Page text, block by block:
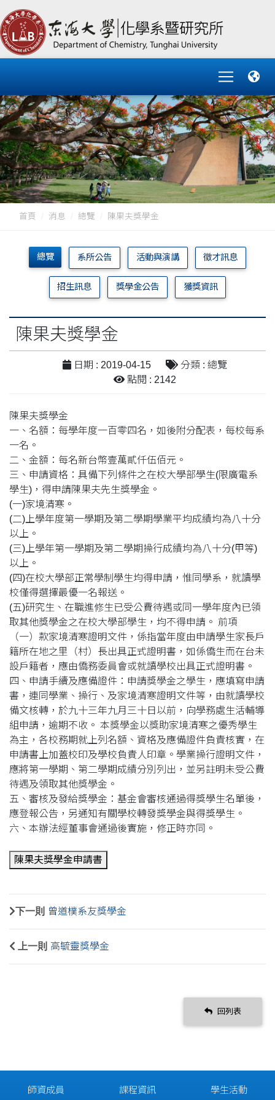
首頁 消息 總覽 陳果夫獎學金
總覽 系所公告 活動與演講 徵才訊息
招生訊息 獎學金公告 獲獎資訊
陳果夫獎學金
日期 : 2019-04-15
分類 : 總覽
點閱 : 2142
陳果夫獎學金
一、名額：每學年度一百零四名，如後附分配表，每校每系
一名。
二、金額：每名新台幣壹萬貳仟伍佰元。
三、申請資格：具備下列條件之在校大學部學生(限廣電系
學生)，得申請陳果夫先生獎學金。
(一)家境清寒。
(二)上學年度第一學期及第二學期學業平均成績均為八十分
以上。
(三)上學年第一學期及第二學期操行成績均為八十分(甲等)
以上。
(四)在校大學部正常學制學生均得申請，惟同學系，就讀學
校僅得選擇最優一名報送。
(五)研究生、在職進修生已受公費待遇或同一學年度內已領
取其他獎學金之在校大學部學生，均不得申請。 前項
（一）款家境清寒證明文件，係指當年度由申請學生家長戶
籍所在地之里（村）長出具正式證明書，如係僑生而在台未
設戶籍者，應由僑務委員會或就讀學校出具正式證明書。
四、申請手續及應備證件：申請獎學金之學生，應填寫申請
書，連同學業、操行、及家境清寒證明文件等，由就讀學校
備文核轉，於九十三年九月三十日以前，向學務處生活輔導
組申請，逾期不收。 本獎學金以獎助家境清寒之優秀學生
為主，各校務期就上列名額、資格及應備證件負責核實，在
申請書上加蓋校印及學校負責人印章。學業操行證明文件，
應將第一學期、第二學期成績分別列出，並另註明未受公費
待遇及領取其他獎學金。
五、審核及發給獎學金：基金會審核通過得獎學生名單後，
應登報公告，另通知有關學校轉發獎學金與得獎學生。
六、本辦法經董事會通過後實施，修正時亦同。
下一則 曾道樸系友獎學金
上一則 高毓靈獎學金
回列表
師資成員 課程資訊 學生活動